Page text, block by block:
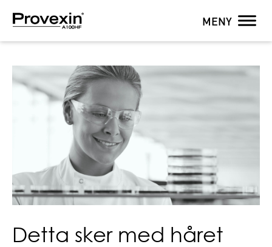
MENY
Detta sker med håret